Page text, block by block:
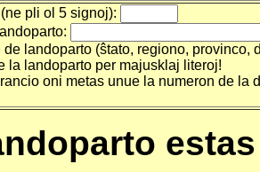
pli ol 5 signoj):
landoparto (ŝtato, regiono,
la landoparto per majusklaj literoj!
oni metas unue la numeron de